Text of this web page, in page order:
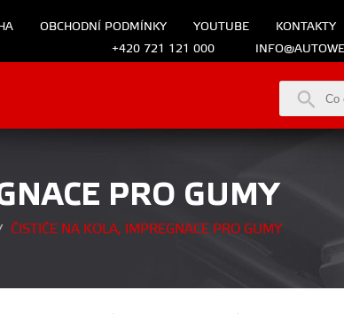
OBCHODNÍ PODMÍNKY YOUTUBE
KONTAKTY
+420 721 121 000
PRO GUMY
ČISTIČE NA KOLA, IMPREGNACE PRO GUMY